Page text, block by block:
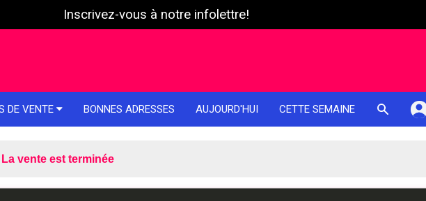
Inscrivez-vous à notre infolettre!
DE VENTE BONNES ADRESSES AUJOURD'HUI CETTE SEMAINE
La vente est terminée